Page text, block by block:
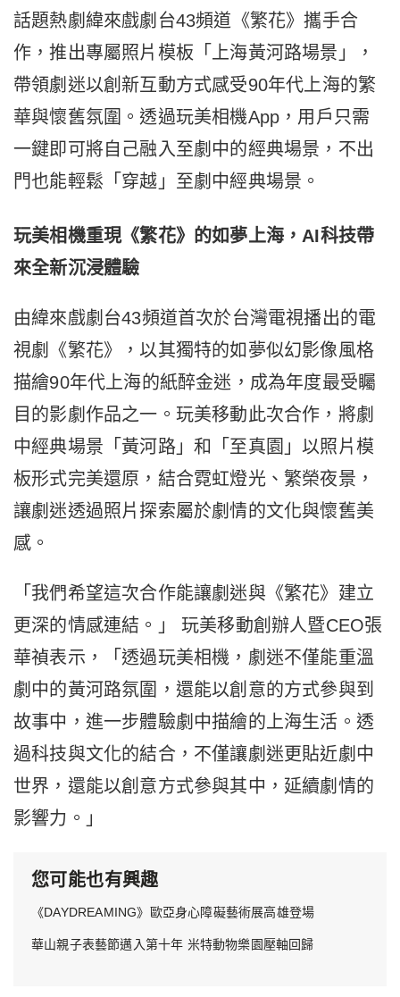
話題熱劇緯來戲劇台43頻道《繁花》攜手合
作，推出專屬照片模板「上海黃河路場景」，
帶領劇迷以創新互動方式感受90年代上海的繁
華與懷舊氛圍。透過玩美相機App，用戶只需
一鍵即可將自己融入至劇中的經典場景，不出
門也能輕鬆「穿越」至劇中經典場景。
玩美相機重現《繁花》的如夢上海， AI科技帶
來全新沉浸體驗
由緯來戲劇台43頻道首次於台灣電視播出的電
視劇《繁花》，以其獨特的如夢似幻影像風格
描繪90年代上海的紙醉金迷，成為年度最受矚
目的影劇作品之一。玩美移動此次合作，將劇
中經典場景「黃河路」和「至真園」以照片模
板形式完美還原，結合霓虹燈光、繁榮夜景，
讓劇迷透過照片探索屬於劇情的文化與懷舊美
感。
「我們希望這次合作能讓劇迷與《繁花》建立
更深的情感連結。」 玩美移動創辦人暨CEO張
華禎表示，「透過玩美相機，劇迷不僅能重溫
劇中的黃河路氛圍，還能以創意的方式參與到
故事中，進一步體驗劇中描繪的上海生活。透
過科技與文化的結合，不僅讓劇迷更貼近劇中
世界，還能以創意方式參與其中，延續劇情的
影響力。」
您可能也有興趣
《DAYDREAMING》歐亞身心障礙藝術展高雄登場
華山親子表藝節邁入第十年 米特動物樂園壓軸回歸